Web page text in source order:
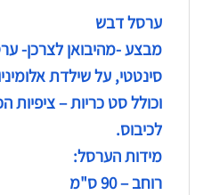
ערסל דבש
מבצע -מהיבואן לצרכן-
סינטטי, על שילדת
וכולל סט כריות – ציפיות
לכיבוס.
מידות הערסל:
רוחב – 90 ס"מ